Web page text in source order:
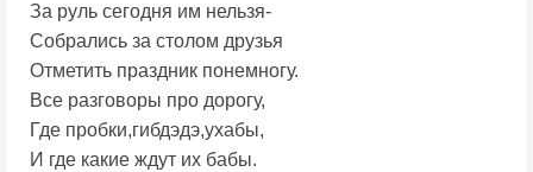
За руль сегодня им нельзя-
Собрались за столом друзья
Отметить праздник понемногу.
Все разговоры про дорогу,
Где пробки,гибдэдэ,ухабы,
И где какие ждут их бабы.